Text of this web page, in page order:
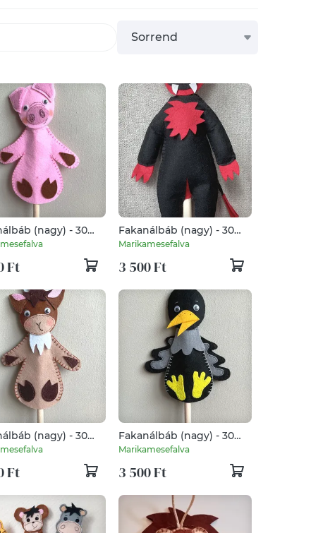
Sorrend
(nagy) - 30
Ft
Fakanálbáb (nagy) - 30
cm (Ördög)
Marikamesefalva
3 500 Ft
(nagy) - 30
Ft
Fakanálbáb (nagy) - 30
cm (Varjú)
Marikamesefalva
3 500 Ft